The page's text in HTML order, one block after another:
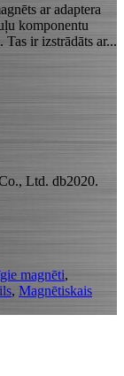
ar adaptera
komponentu
ir izstrādāts ar...
Ltd. db2020.
magnēti,
, Magnētiskais